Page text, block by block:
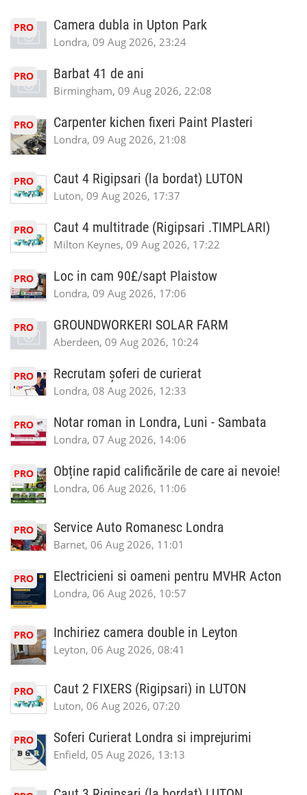
PRO Camera dubla in Upton Park
Londra, 09 Aug 2026, 23:24
PRO Barbat 41 de ani
Birmingham, 09 Aug 2026, 22:08
PRO Carpenter kichen fixeri Paint Plasteri
Londra, 09 Aug 2026, 21:08
PRO Caut 4 Rigipsari (la bordat) LUTON
Luton, 09 Aug 2026, 17:37
PRO Caut 4 multitrade (Rigipsari .TIMPLARI)
Milton Keynes, 09 Aug 2026, 17:22
PRO Loc in cam 90£/sapt Plaistow
Londra, 09 Aug 2026, 17:06
PRO GROUNDWORKERI SOLAR FARM
Aberdeen, 09 Aug 2026, 10:24
PRO Recrutam șoferi de curierat
Londra, 08 Aug 2026, 12:33
PRO Notar roman in Londra, Luni - Sambata
Londra, 07 Aug 2026, 14:06
PRO Obține rapid calificările de care ai nevoie!
Londra, 06 Aug 2026, 11:06
PRO Service Auto Romanesc Londra
Barnet, 06 Aug 2026, 11:01
PRO Electricieni si oameni pentru MVHR Acton
Londra, 06 Aug 2026, 10:57
PRO Inchiriez camera double in Leyton
Leyton, 06 Aug 2026, 08:41
PRO Caut 2 FIXERS (Rigipsari) in LUTON
Luton, 06 Aug 2026, 07:20
PRO Soferi Curierat Londra si imprejurimi
Enfield, 05 Aug 2026, 13:13